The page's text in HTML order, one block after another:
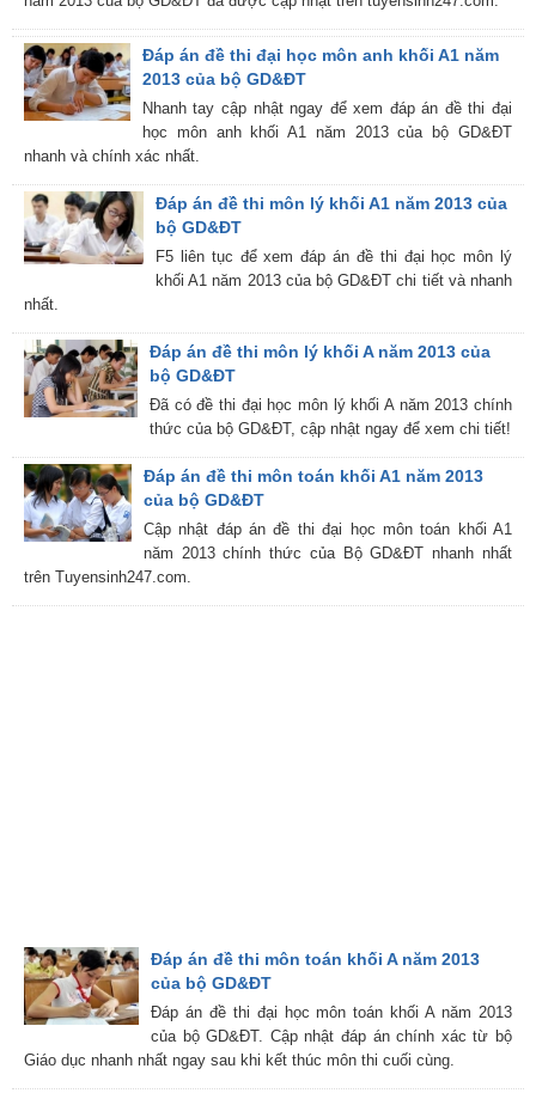
Đáp án đề thi đại học môn anh khối A1 năm
2013 của bộ GD&ĐT
Nhanh tay cập nhật ngay để xem đáp án đề thi đại
học môn anh khối A1 năm 2013 của bộ GD&ĐT
nhanh và chính xác nhất.
Đáp án đề thi môn lý khối A1 năm 2013 của
bộ GD&ĐT
F5 liên tục để xem đáp án đề thi đại học môn lý
khối A1 năm 2013 của bộ GD&ĐT chi tiết và nhanh
nhất.
Đáp án đề thi môn lý khối A năm 2013 của
bộ GD&ĐT
Đã có đề thi đại học môn lý khối A năm 2013 chính
thức của bộ GD&ĐT, cập nhật ngay để xem chi tiết!
Đáp án đề thi môn toán khối A1 năm 2013
của bộ GD&ĐT
Cập nhật đáp án đề thi đại học môn toán khối A1
năm 2013 chính thức của Bộ GD&ĐT nhanh nhất
trên Tuyensinh247.com.
Đáp án đề thi môn toán khối A năm 2013
của bộ GD&ĐT
Đáp án đề thi đại học môn toán khối A năm 2013
của bộ GD&ĐT. Cập nhật đáp án chính xác từ bộ
Giáo dục nhanh nhất ngay sau khi kết thúc môn thi cuối cùng.